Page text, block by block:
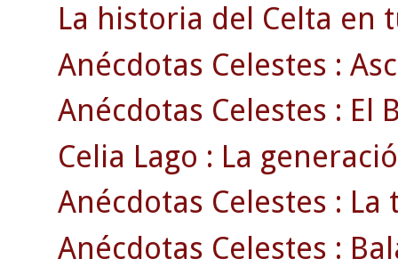
La historia del Celta en
Anécdotas Celestes :
Anécdotas Celestes : El
Celia Lago : La
Anécdotas Celestes :
Anécdotas Celestes :